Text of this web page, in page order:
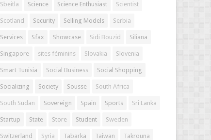
Sbeitla Science Science Enthusiast Scientist
Scotland Security Selling Models Serbia
Services Sfax Showcase Sidi Bouzid Siliana
Singapore sites féminins Slovakia Slovenia
Smart Tunisia Social Business Social Shopping
Socializing Society Sousse South Africa
South Sudan Sovereign Spain Sports Sri Lanka
Startup State Store Student Sweden
Switzerland Syria Tabarka Taiwan Takrouna